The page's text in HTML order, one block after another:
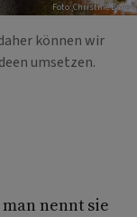
Foto: Christine Bauer
können wir
umsetzen.
man nennt sie